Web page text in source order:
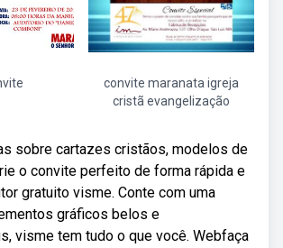
convite maranata igreja
cristã evangelização
sobre cartazes cristãos, modelos de
o convite perfeito de forma rápida e
gratuito visme. Conte com uma
gráficos belos e
visme tem tudo o que você. Webfaça